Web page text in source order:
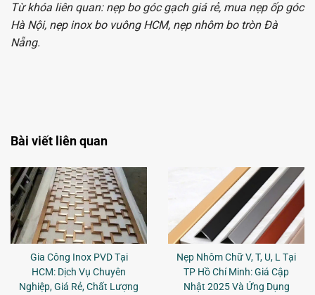
Từ khóa liên quan: nẹp bo góc gạch giá rẻ, mua nẹp ốp góc
Hà Nội, nẹp inox bo vuông HCM, nẹp nhôm bo tròn Đà
Nẵng.
Bài viết liên quan
Gia Công Inox PVD Tại
HCM: Dịch Vụ Chuyên
Nghiệp, Giá Rẻ, Chất Lượng
Nẹp Nhôm Chữ V, T, U, L Tại
TP Hồ Chí Minh: Giá Cập
Nhật 2025 Và Ứng Dụng